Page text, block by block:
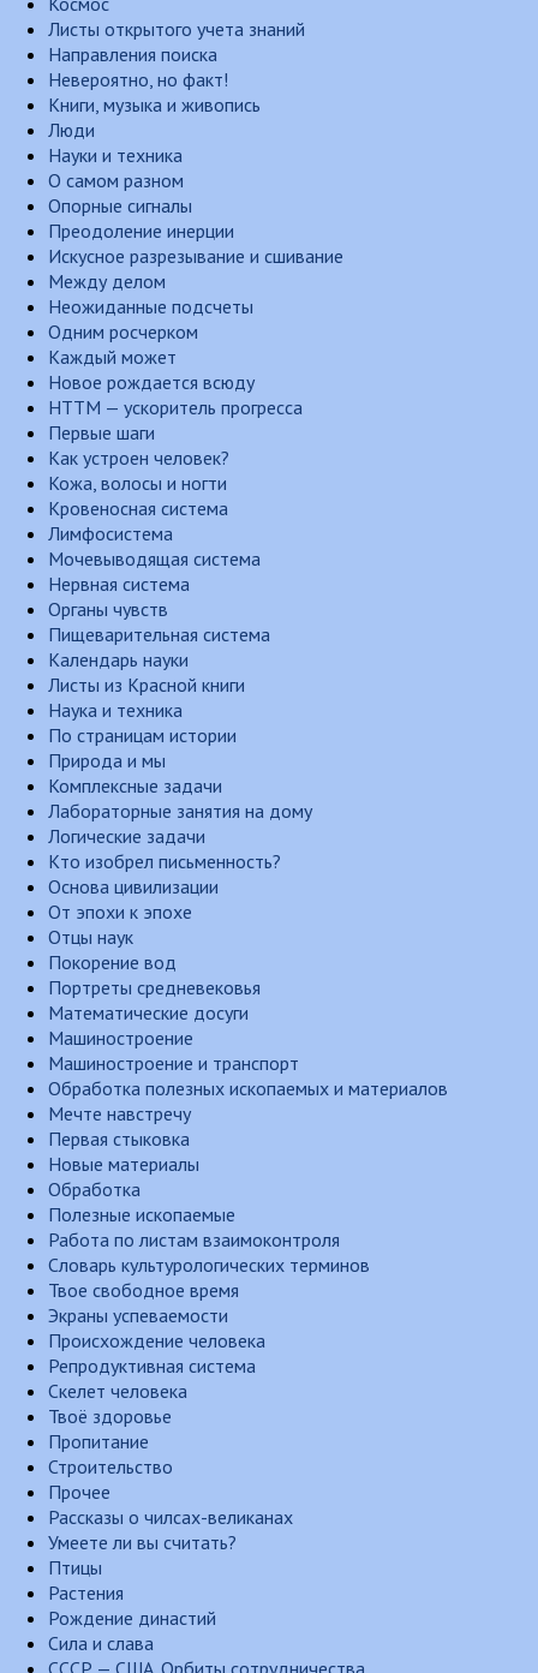
Листы открытого учета знаний
Направления поиска
Невероятно, но факт!
Книги, музыка и живопись
Люди
Науки и техника
О самом разном
Опорные сигналы
Преодоление инерции
Искусное разрезывание и сшивание
Между делом
Неожиданные подсчеты
Одним росчерком
Каждый может
Новое рождается всюду
НТТМ — ускоритель прогресса
Первые шаги
Как устроен человек?
Кожа, волосы и ногти
Кровеносная система
Лимфосистема
Мочевыводящая система
Нервная система
Органы чувств
Пищеварительная система
Календарь науки
Листы из Красной книги
Наука и техника
По страницам истории
Природа и мы
Комплексные задачи
Лабораторные занятия на дому
Логические задачи
Кто изобрел письменность?
Основа цивилизации
От эпохи к эпохе
Отцы наук
Покорение вод
Портреты средневековья
Математические досуги
Машиностроение
Машиностроение и транспорт
Обработка полезных ископаемых и материалов
Мечте навстречу
Первая стыковка
Новые материалы
Обработка
Полезные ископаемые
Работа по листам взаимоконтроля
Словарь культурологических терминов
Твое свободное время
Экраны успеваемости
Происхождение человека
Репродуктивная система
Скелет человека
Твоё здоровье
Пропитание
Строительство
Прочее
Рассказы о чилсах-великанах
Умеете ли вы считать?
Птицы
Растения
Рождение династий
Сила и слава
СССР — США. Орбиты сотрудничества